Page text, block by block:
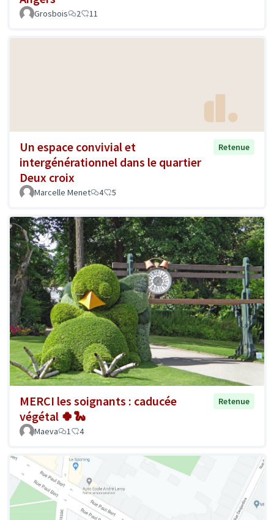
Grosbois 2 11
Un espace convivial et
intergénérationnel dans le quartier
Deux croix
Retenue
Marcelle Menet 4 5
MERCI les soignants : caducée
végétal 🍀🐍
Retenue
Maeva 1 4